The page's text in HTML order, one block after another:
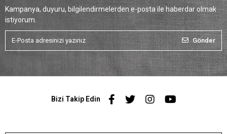
Kampanya, duyuru, bilgilendirmelerden e-posta ile haberdar olmak
istiyorum.
Gönder
Bizi Takip Edin